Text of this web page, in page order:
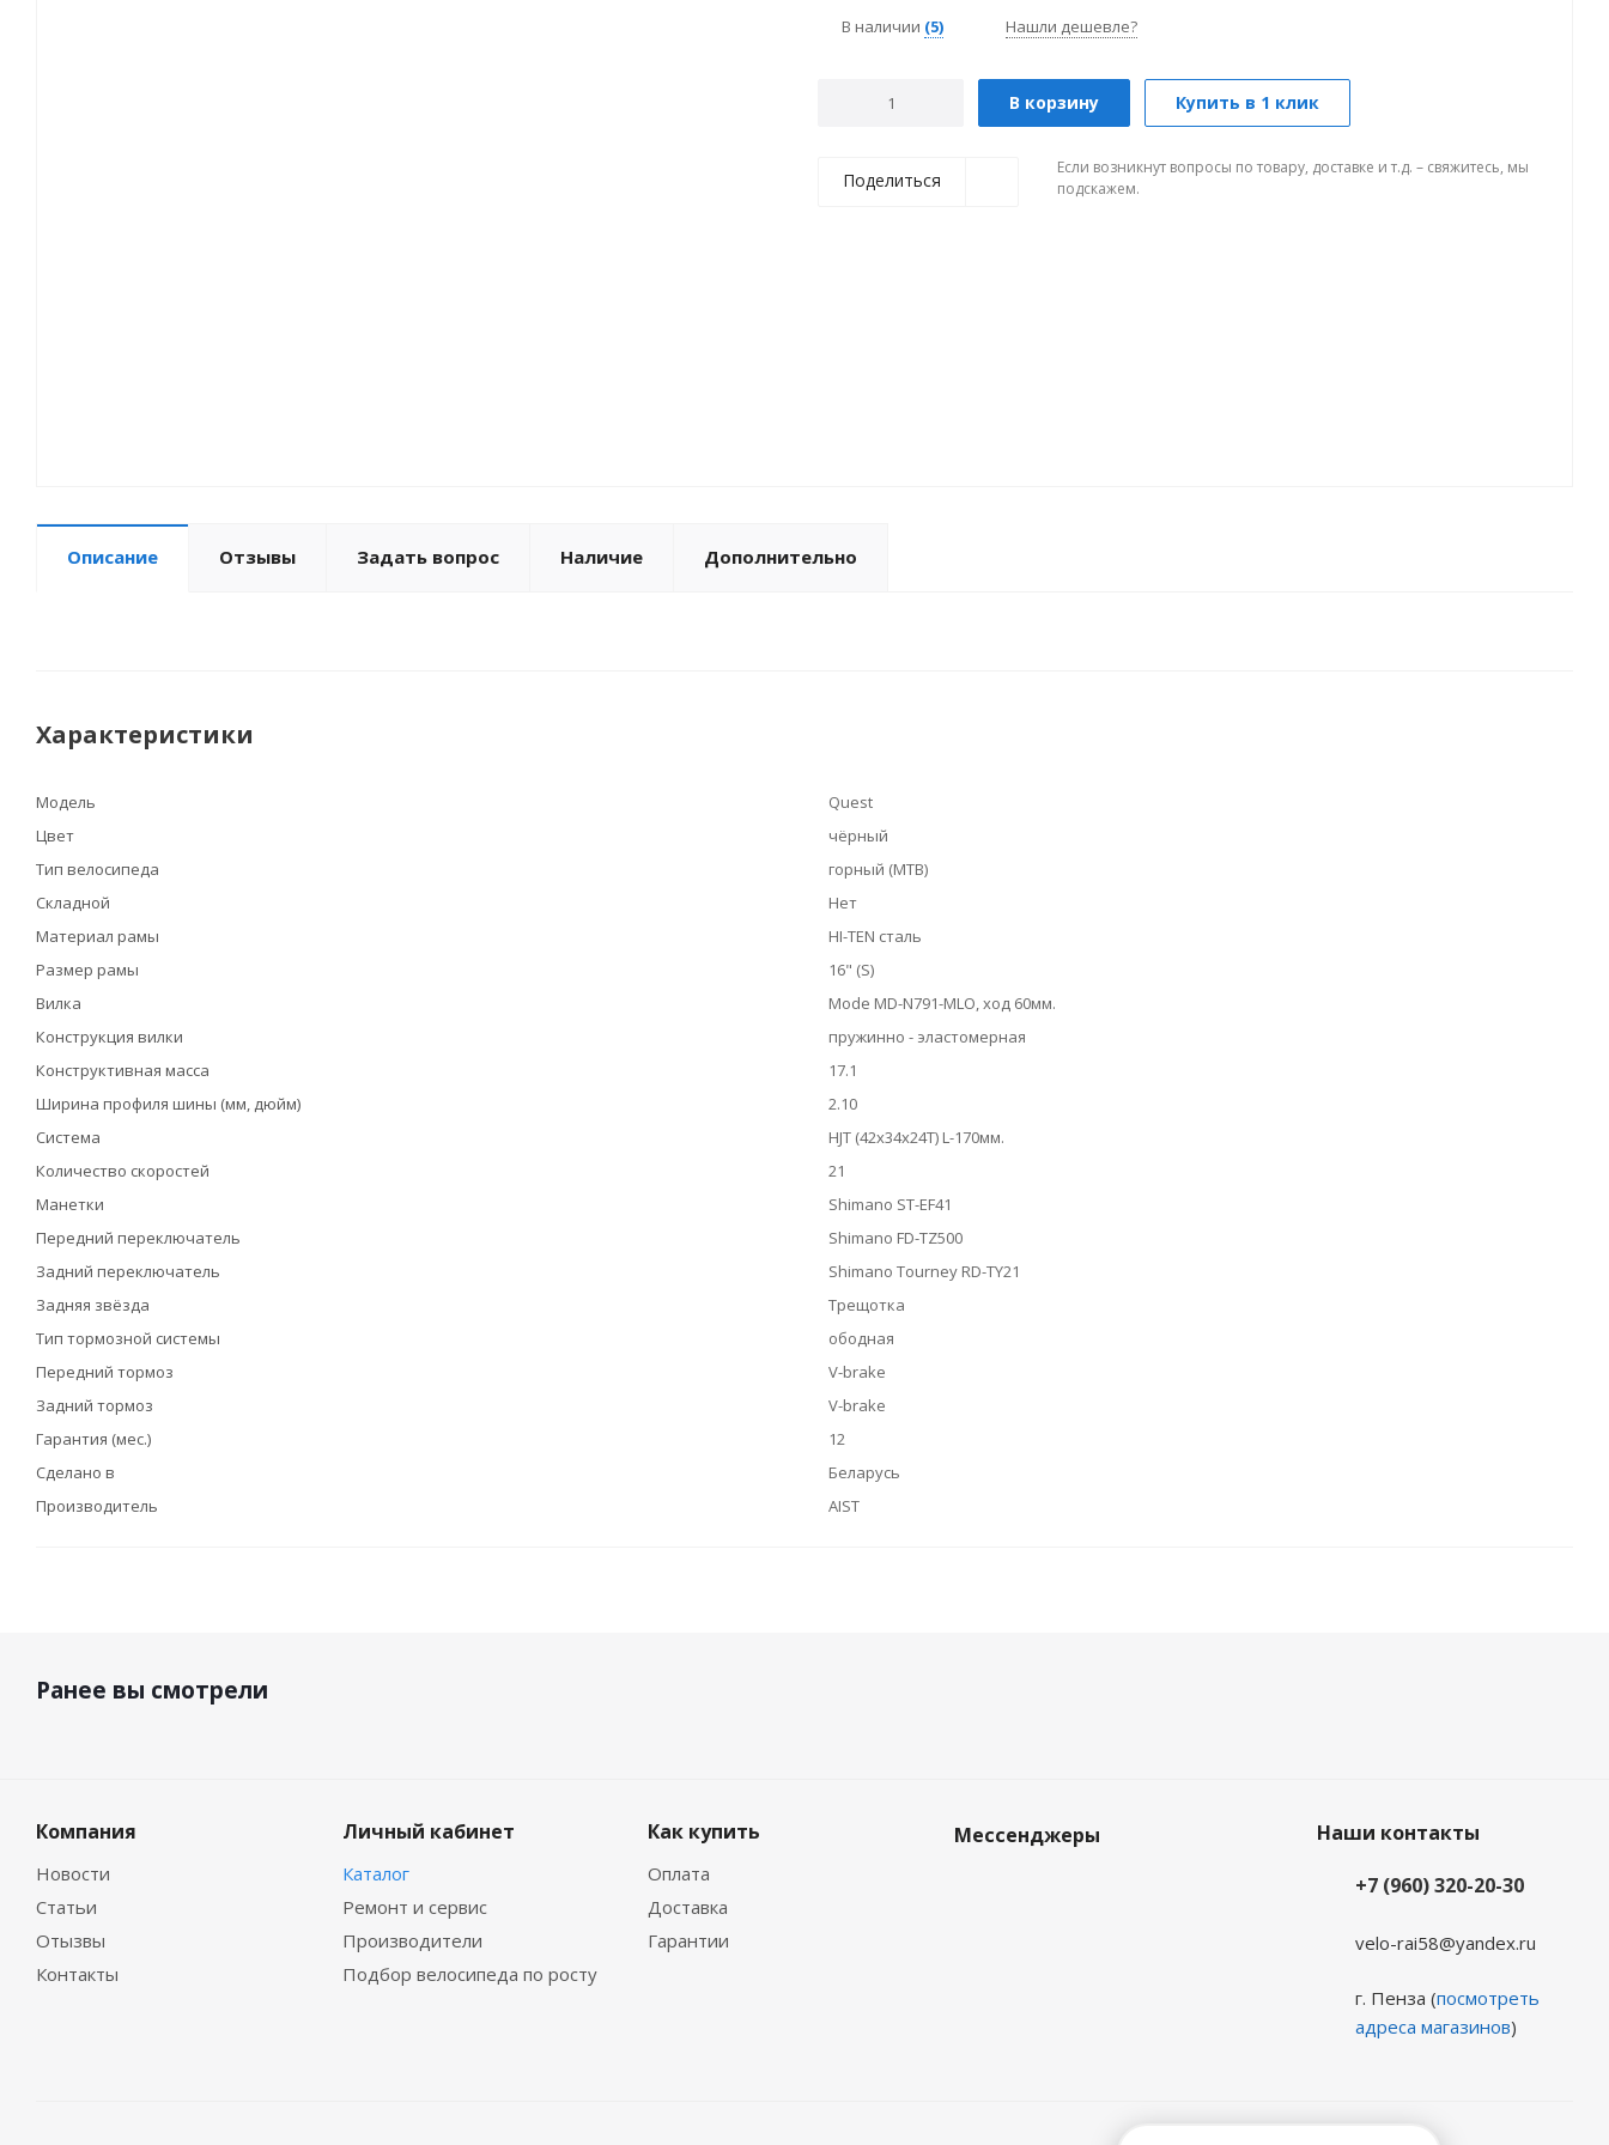
В наличии (5) Нашли дешевле?
В корзину Купить в 1 клик
Поделиться
Если возникнут вопросы по товару, доставке и т.д. – свяжитесь, мы
подскажем.
Описание Отзывы Задать вопрос Наличие Дополнительно
Характеристики
Модель
Quest
Цвет
чёрный
Тип велосипеда
горный (MTB)
Складной
Нет
Материал рамы
HI-TEN сталь
Размер рамы
16" (S)
Вилка
Mode MD-N791-MLO, ход 60мм.
Конструкция вилки
пружинно - эластомерная
Конструктивная масса
17.1
Ширина профиля шины (мм, дюйм)
2.10
Система
HJT (42x34x24T) L-170мм.
Количество скоростей
21
Манетки
Shimano ST-EF41
Передний переключатель
Shimano FD-TZ500
Задний переключатель
Shimano Tourney RD-TY21
Задняя звёзда
Трещотка
Тип тормозной системы
ободная
Передний тормоз
V-brake
Задний тормоз
V-brake
Гарантия (мес.)
12
Сделано в
Беларусь
Производитель
AIST
Ранее вы смотрели
Компания
Новости
Статьи
Отызвы
Контакты
Личный кабинет
Каталог
Ремонт и сервис
Производители
Подбор велосипеда по росту
Как купить
Оплата
Доставка
Гарантии
Мессенджеры
Наши контакты
+7 (960) 320-20-30
velo-rai58@yandex.ru
г. Пенза (посмотреть
адреса магазинов)